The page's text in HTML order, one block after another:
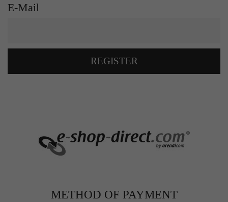
E-Mail
REGISTER
METHOD OF PAYMENT